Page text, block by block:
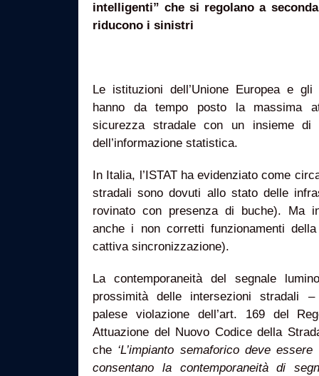
intelligenti” che si regolano a
riducono i sinistri
Le istituzioni dell’Unione Europea e
hanno da tempo posto la massima
sicurezza stradale con un insieme di
dell’informazione statistica.
In Italia, l’ISTAT ha evidenziato come
stradali sono dovuti allo stato delle
rovinato con presenza di buche). Ma
anche i non corretti funzionamenti
cattiva sincronizzazione).
La contemporaneità del segnale
prossimità delle intersezioni stradali
palese violazione dell’art. 169 del
Attuazione del Nuovo Codice della
che ‘L’impianto semaforico deve
consentano la contemporaneità di